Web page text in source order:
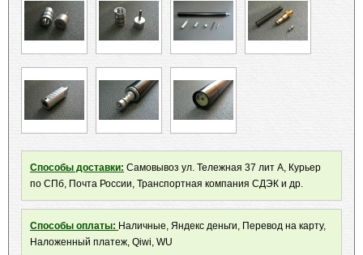
Способы доставки: Самовывоз ул. Тележная 37 лит А, Курьер
по СПб, Почта России, Транспортная компания СДЭК и др.
Способы оплаты: Наличные, Яндекс деньги, Перевод на карту,
Наложенный платеж, Qiwi, WU